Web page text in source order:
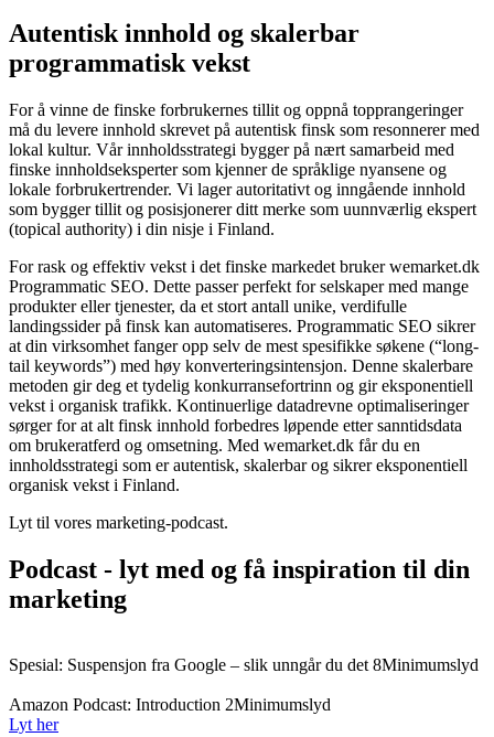
Autentisk innhold og skalerbar
programmatisk vekst
For å vinne de finske forbrukernes tillit og oppnå topprangeringer
må du levere innhold skrevet på autentisk finsk som resonnerer med
lokal kultur. Vår innholdsstrategi bygger på nært samarbeid med
finske innholdseksperter som kjenner de språklige nyansene og
lokale forbrukertrender. Vi lager autoritativt og inngående innhold
som bygger tillit og posisjonerer ditt merke som uunnværlig ekspert
(topical authority) i din nisje i Finland.
For rask og effektiv vekst i det finske markedet bruker wemarket.dk
Programmatic SEO. Dette passer perfekt for selskaper med mange
produkter eller tjenester, da et stort antall unike, verdifulle
landingssider på finsk kan automatiseres. Programmatic SEO sikrer
at din virksomhet fanger opp selv de mest spesifikke søkene (“long-
tail keywords”) med høy konverteringsintensjon. Denne skalerbare
metoden gir deg et tydelig konkurransefortrinn og gir eksponentiell
vekst i organisk trafikk. Kontinuerlige datadrevne optimaliseringer
sørger for at alt finsk innhold forbedres løpende etter sanntidsdata
om brukeratferd og omsetning. Med wemarket.dk får du en
innholdsstrategi som er autentisk, skalerbar og sikrer eksponentiell
organisk vekst i Finland.
Lyt til vores marketing-podcast.
Podcast - lyt med og få inspiration til din
marketing
Spesial: Suspensjon fra Google – slik unngår du det 8Minimumslyd
Amazon Podcast: Introduction 2Minimumslyd
Lyt her